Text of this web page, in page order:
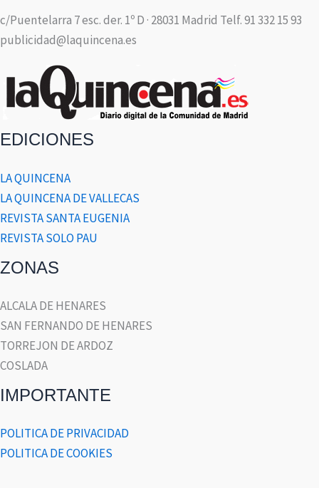
c/Puentelarra 7 esc. der. 1º D · 28031 Madrid Telf. 91 332 15 93
publicidad@laquincena.es
EDICIONES
LA QUINCENA
LA QUINCENA DE VALLECAS
REVISTA SANTA EUGENIA
REVISTA SOLO PAU
ZONAS
ALCALA DE HENARES
SAN FERNANDO DE HENARES
TORREJON DE ARDOZ
COSLADA
IMPORTANTE
POLITICA DE PRIVACIDAD
POLITICA DE COOKIES